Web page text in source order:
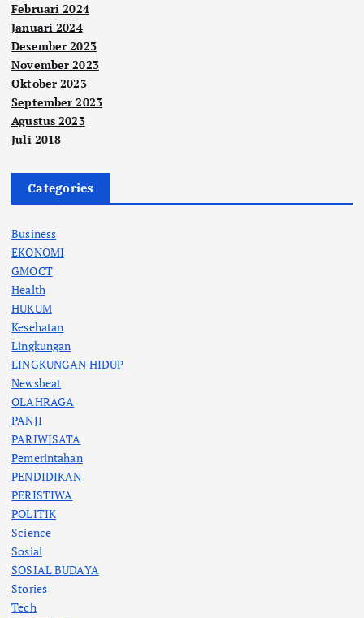
Februari 2024
Januari 2024
Desember 2023
November 2023
Oktober 2023
September 2023
Agustus 2023
Juli 2018
Categories
Business
EKONOMI
GMOCT
Health
HUKUM
Kesehatan
Lingkungan
LINGKUNGAN HIDUP
Newsbeat
OLAHRAGA
PANJI
PARIWISATA
Pemerintahan
PENDIDIKAN
PERISTIWA
POLITIK
Science
Sosial
SOSIAL BUDAYA
Stories
Tech